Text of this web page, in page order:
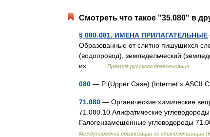
Смотреть что такое "35.080" в
§ 080-081. ИМЕНА ПРИЛАГАТЕЛЬНЫЕ
Образованные от слитно пишущихся
(водопровод), земледельческий
из… …
Правила русского правописания
080 — P (Upper Case) (Internet » ASCII
71.080 — Органические химические
71.080.10 Алифатические
Галогензамещенные углеводороды
Международной организации по стандартизации